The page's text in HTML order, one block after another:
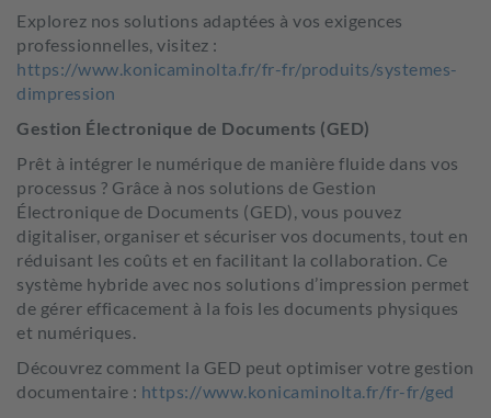
Explorez nos solutions adaptées à vos exigences
professionnelles, visitez :
https://www.konicaminolta.fr/fr-fr/produits/systemes-
dimpression
Gestion Électronique de Documents (GED)
Prêt à intégrer le numérique de manière fluide dans vos
processus ? Grâce à nos solutions de Gestion
Électronique de Documents (GED), vous pouvez
digitaliser, organiser et sécuriser vos documents, tout en
réduisant les coûts et en facilitant la collaboration. Ce
système hybride avec nos solutions d’impression permet
de gérer efficacement à la fois les documents physiques
et numériques.
Découvrez comment la GED peut optimiser votre gestion
documentaire : https://www.konicaminolta.fr/fr-fr/ged